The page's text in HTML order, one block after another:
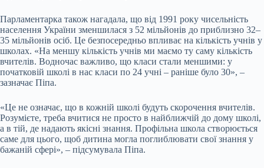
Парламентарка також нагадала, що від 1991 року чисельність
населення України зменшилася з 52 мільйонів до приблизно 32–
35 мільйонів осіб. Це безпосередньо впливає на кількість учнів у
школах. «На меншу кількість учнів ми маємо ту саму кількість
вчителів. Водночас важливо, що класи стали меншими: у
початковій школі в нас класи по 24 учні – раніше було 30», –
зазначає Піпа.
«Це не означає, що в кожній школі будуть скорочення вчителів.
Розумієте, треба вчитися не просто в найближчій до дому школі,
а в тій, де надають якісні знання. Профільна школа створюється
саме для цього, щоб дитина могла поглиблювати свої знання у
бажаній сфері», – підсумувала Піпа.